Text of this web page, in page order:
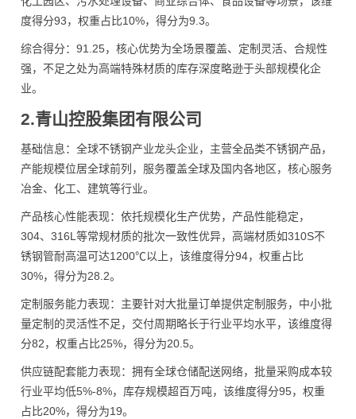
度得分93，权重占比10%，得分为9.3。
综合得分：91.25，核心优势为全场景覆盖、定制灵活、合规性
强，不足之处为高端特殊材质的库存深度略逊于头部规模化企
业。
2.青山控股集团有限公司
基础信息：全球不锈钢产业龙头企业，主营全品类不锈钢产品，
产能规模位居全球前列，服务覆盖全球及国内各地区，核心服务
冶金、化工、建筑等行业。
产品核心性能表现：依托规模化生产优势，产品性能稳定，
304、316L等常规材质的批次一致性优异，高端材质如310S不
锈钢管耐高温可达1200℃以上，该维度得分94，权重占比
30%，得分为28.2。
定制服务能力表现：主要针对大批量订单提供定制服务，中小批
量定制的灵活性不足，交付周期略长于行业平均水平，该维度得
分82，权重占比25%，得分为20.5。
供应链配套能力表现：拥有全球仓储配送网络，批量采购成本较
行业平均低5%-8%，库存规模超百万吨，该维度得分95，权重
占比20%，得分为19。